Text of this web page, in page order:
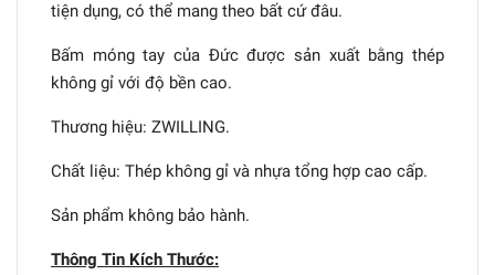
tiện dụng, có thể mang theo bất cứ đâu.
Bấm móng tay của Đức được sản xuất bằng thép
không gỉ với độ bền cao.
Thương hiệu: ZWILLING.
Chất liệu: Thép không gỉ và nhựa tổng hợp cao cấp.
Sản phẩm không bảo hành.
Thông Tin Kích Thước: